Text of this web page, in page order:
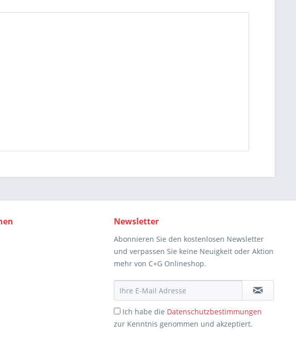
Newsletter
Abonnieren Sie den kostenlosen Newsletter
und verpassen Sie keine Neuigkeit oder Aktion
mehr von C+G Onlineshop.
Ich habe die Datenschutzbestimmungen
zur Kenntnis genommen und akzeptiert.